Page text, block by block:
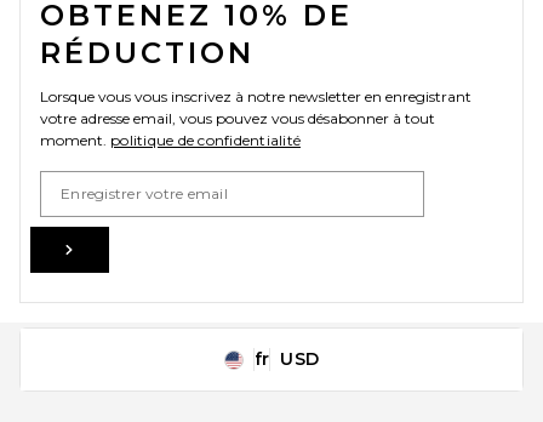
OBTENEZ 10% DE
RÉDUCTION
Lorsque vous vous inscrivez à notre newsletter en enregistrant
votre adresse email, vous pouvez vous désabonner à tout
moment. politique de confidentialité
Change Country Regions
fr USD